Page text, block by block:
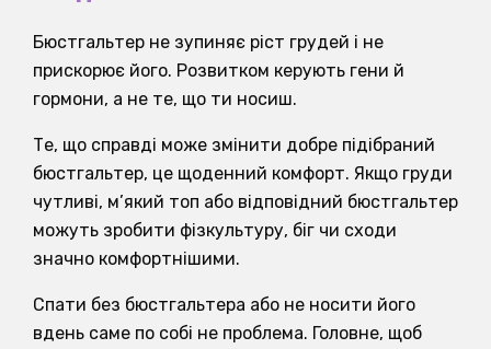
Бюстгальтер не зупиняє ріст грудей і не
прискорює його. Розвитком керують гени й
гормони, а не те, що ти носиш.
Те, що справді може змінити добре підібраний
бюстгальтер, це щоденний комфорт. Якщо груди
чутливі, м’який топ або відповідний бюстгальтер
можуть зробити фізкультуру, біг чи сходи
значно комфортнішими.
Спати без бюстгальтера або не носити його
вдень саме по собі не проблема. Головне, щоб